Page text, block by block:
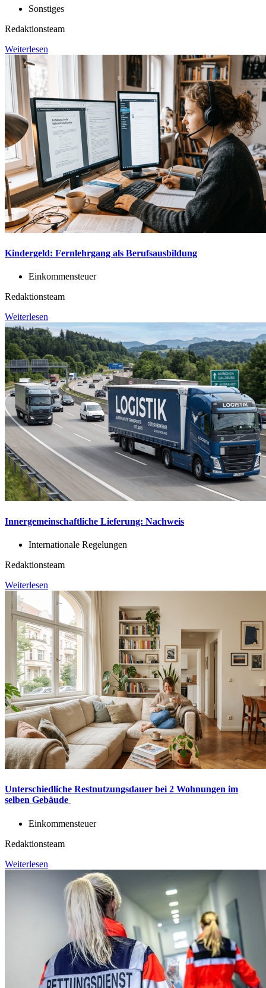
Sonstiges
Redaktionsteam
Weiterlesen
Kindergeld: Fernlehrgang als Berufsausbildung
Einkommensteuer
Redaktionsteam
Weiterlesen
Innergemeinschaftliche Lieferung: Nachweis
Internationale Regelungen
Redaktionsteam
Weiterlesen
Unterschiedliche Restnutzungsdauer bei 2 Wohnungen im
selben Gebäude
Einkommensteuer
Redaktionsteam
Weiterlesen